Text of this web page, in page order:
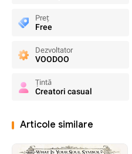
Preț
Free
Dezvoltator
VOODOO
Țintă
Creatori casual
Articole similare